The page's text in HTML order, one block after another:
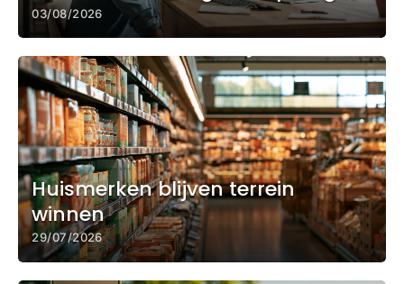
03/08/2026
Huismerken blijven terrein
winnen
29/07/2026